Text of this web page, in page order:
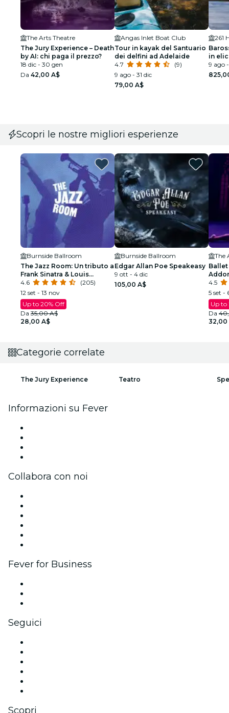
The Arts Theatre
The Jury Experience – Death
by AI: chi paga il prezzo?
18 dic - 30 gen
Da 42,00 A$
Angas Inlet Boat Club
Tour in kayak del Santuario
dei delfini ad Adelaide
4.7
(9)
9 ago - 31 dic
79,00 A$
261
in
9 ago
Scopri le nostre migliori esperienze
Burnside Ballroom
The Jazz Room: Un tributo a
Frank Sinatra & Louis
Armstrong
4.6
(205)
12 set - 13 nov
Up to 20% Off
Da 35,00 A$
28,00 A$
Burnside Ballroom
Edgar Allan Poe Speakeasy
9 ott - 4 dic
105,00 A$
The
Ballet
4.5
5 set -
Up to
Da
32,00
Categorie correlate
The Jury Experience Teatro
Informazioni su Fever
Collabora con noi
Fever for Business
Seguici
Scopri